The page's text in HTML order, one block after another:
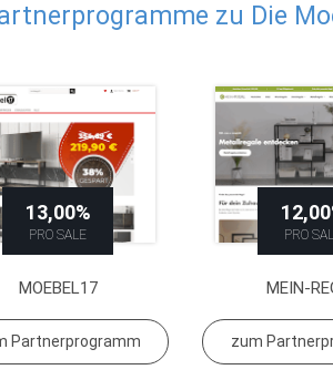
zu Die
13,00%
PRO SALE
MOEBEL17
Partnerprogramm
PRO
MEIN-
zum